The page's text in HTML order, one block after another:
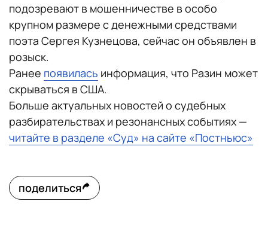
подозревают в мошенничестве в особо
крупном размере с денежными средствами
поэта Сергея Кузнецова, сейчас он объявлен в
розыск.
Ранее появилась информация, что Разин может
скрываться в США.
Больше актуальных новостей о судебных
разбирательствах и резонансных событиях —
читайте в разделе «Суд» на сайте «Постньюс»
поделиться